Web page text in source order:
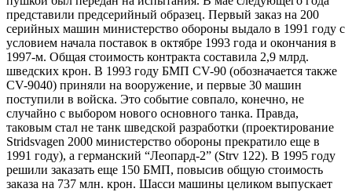
представили предсерийный образец. Первый заказ на 200
серийных машин министерство обороны выдало в 1991 году с
условием начала поставок в октябре 1993 года и окончания в
1997-м. Общая стоимость контракта составила 2,9 млрд.
шведских крон. В 1993 году БМП CV-90 (обозначается также
CV-9040) приняли на вооружение, и первые 30 машин
поступили в войска. Это событие совпало, конечно, не
случайно с выбором нового основного танка. Правда,
таковым стал не танк шведской разработки (проектирование
Stridsvagen 2000 министерство обороны прекратило еще в
1991 году), а германский “Леопард-2” (Strv 122). В 1995 году
решили заказать еще 150 БМП, повысив общую стоимость
заказа на 737 млн. крон. Шасси машины целиком выпускает